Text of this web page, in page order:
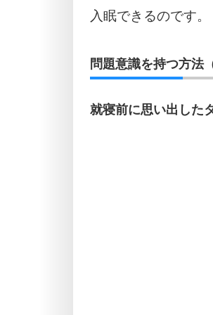
入眠できるのです。
問題意識を持つ方法
就寝前に思い出した